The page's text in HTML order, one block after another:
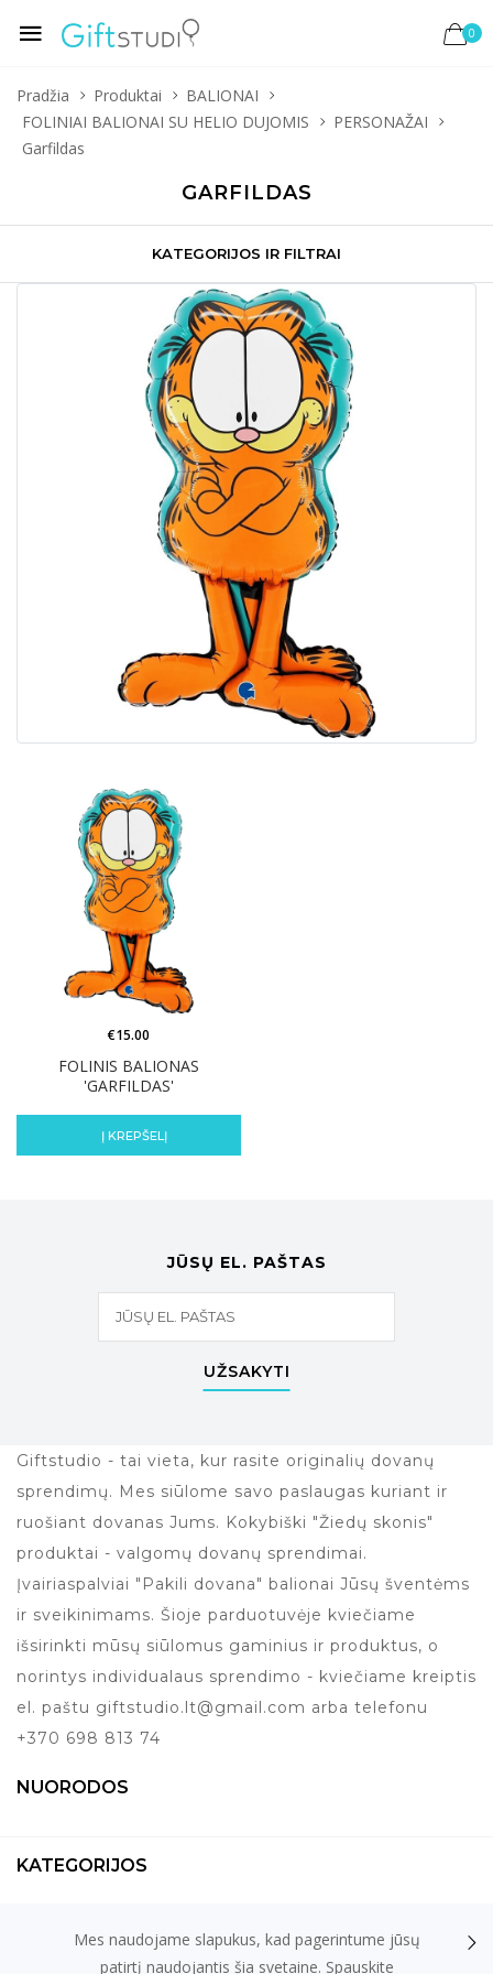
0
Pradžia Produktai
BALIONAI
FOLINIAI BALIONAI SU HELIO DUJOMIS
PERSONAŽAI
Garfildas
GARFILDAS
KATEGORIJOS IR FILTRAI
FOLINIS BALIONAS
'GARFILDAS'
€15.00
Į KREPŠELĮ
JŪSŲ EL. PAŠTAS
UŽSAKYTI
Giftstudio - tai vieta, kur rasite originalių dovanų
sprendimų. Mes siūlome savo paslaugas kuriant ir
ruošiant dovanas Jums. Kokybiški "Žiedų skonis"
produktai - valgomų dovanų sprendimai.
Įvairiaspalviai "Pakili dovana" balionai Jūsų šventėms
ir sveikinimams. Šioje parduotuvėje kviečiame
išsirinkti mūsų siūlomus gaminius ir produktus, o
norintys individualaus sprendimo - kviečiame kreiptis
el. paštu giftstudio.lt@gmail.com arba telefonu
+370 698 813 74
NUORODOS
KATEGORIJOS
KONTAKTAIMes naudojame slapukus, kad pagerintume jūsų
patirtį naudojantis šia svetaine. Spauskite